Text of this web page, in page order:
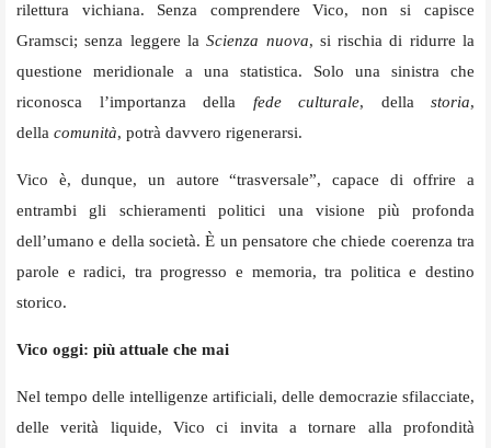
rilettura vichiana. Senza comprendere Vico, non si capisce
Gramsci; senza leggere laScienza nuova, si rischia di ridurre la
questione meridionale a una statistica. Solo una sinistra che
riconosca l’importanza della fede culturale, della storia,
della comunità, potrà davvero rigenerarsi.
Vico è, dunque, un autore “trasversale”, capace di offrire a
entrambi gli schieramenti politici una visione più profonda
dell’umano e della società. È un pensatore che chiede coerenza tra
parole e radici, tra progresso e memoria, tra politica e destino
storico.
Vico oggi: più attuale che mai
Nel tempo delle intelligenze artificiali, delle democrazie sfilacciate,
delle verità liquide, Vico ci invita a tornare alla profondità